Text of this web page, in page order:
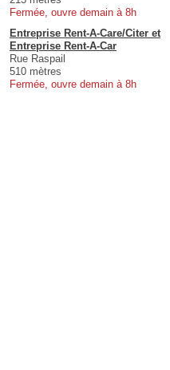
Fermée, ouvre demain à 8h
Entreprise Rent-A-Care/Citer et
Entreprise Rent-A-Car
Rue Raspail
510 mètres
Fermée, ouvre demain à 8h